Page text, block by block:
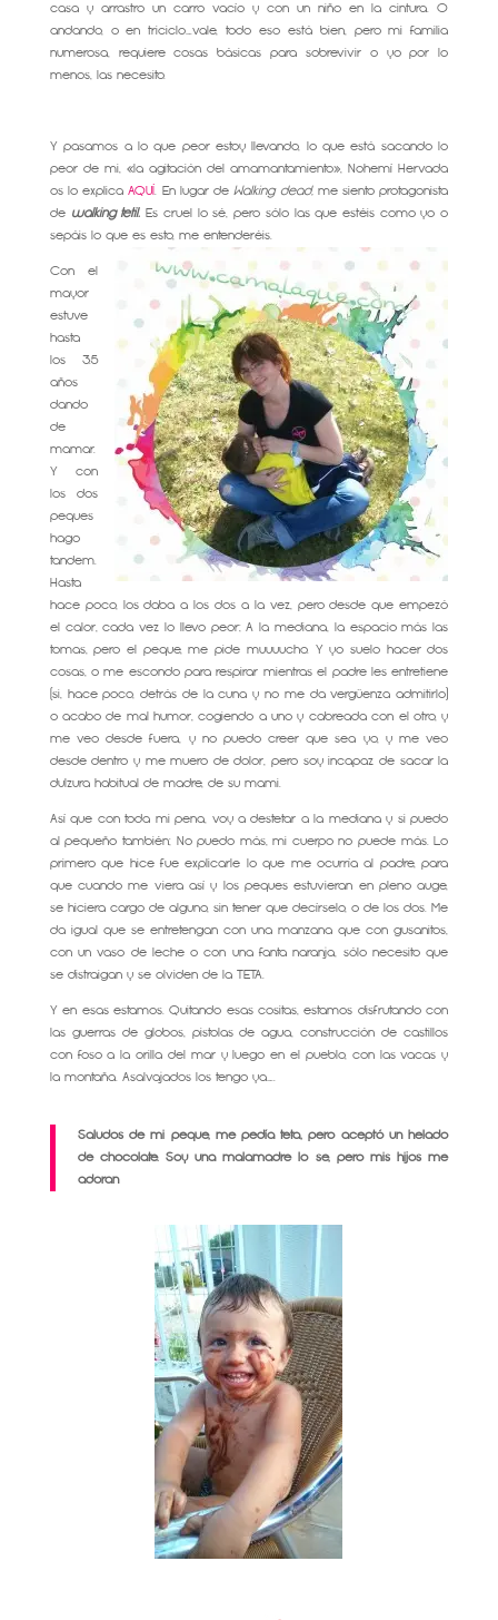
casa y arrastro un carro vacío y con un niño en la cintura. O
andando, o en triciclo….vale, todo eso está bien, pero mi familia
numerosa, requiere cosas básicas para sobrevivir o yo por lo
menos, las necesito.
Y pasamos a lo que peor estoy llevando, lo que está sacando lo
peor de mi, «la agitación del amamantamiento», Nohemí Hervada
os lo explica AQUÍ. En lugar deWalking dead,me siento protagonista
de walking tetil. Es cruel lo sé, pero sólo las que estéis como yo o
sepáis lo que es esto, me entenderéis.
Con el
mayor
estuve
hasta
los 3.5
años
dando
de
mamar.
Y con
los dos
peques
hago
tandem.
Hasta
hace poco, los daba a los dos a la vez, pero desde que empezó
el calor, cada vez lo llevo peor; A la mediana, la espacio más las
tomas, pero el peque, me pide muuuucho. Y yo suelo hacer dos
cosas, o me escondo para respirar mientras el padre les entretiene
(si, hace poco, detrás de la cuna y no me da vergüenza admitirlo)
o acabo de mal humor, cogiendo a uno y cabreada con el otro, y
me veo desde fuera, y no puedo creer que sea yo, y me veo
desde dentro y me muero de dolor, pero soy incapaz de sacar la
dulzura habitual de madre, de su mami.
Así que con toda mi pena, voy a destetar a la mediana y si puedo
al pequeño también; No puedo más, mi cuerpo no puede más. Lo
primero que hice fue explicarle lo que me ocurría al padre, para
que cuando me viera así y los peques estuvieran en pleno auge,
se hiciera cargo de alguno, sin tener que decírselo, o de los dos. Me
da igual que se entretengan con una manzana que con gusanitos,
con un vaso de leche o con una fanta naranja, sólo necesito que
se distraigan y se olviden de la TETA.
Y en esas estamos. Quitando esas cositas, estamos disfrutando con
las guerras de globos, pistolas de agua, construcción de castillos
con foso a la orilla del mar y luego en el pueblo, con las vacas y
la montaña. Asalvajados los tengo ya…..
Saludos de mi peque, me pedía teta, pero aceptó un helado
de chocolate. Soy una malamadre lo se, pero mis hijos me
adoran